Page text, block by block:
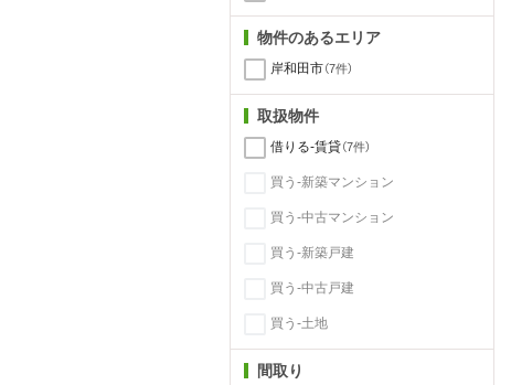
物件のあるエリア
岸和田市（7件）
取扱物件
借りる-賃貸（7件）
買う-新築マンション
買う-中古マンション
買う-新築戸建
買う-中古戸建
買う-土地
間取り